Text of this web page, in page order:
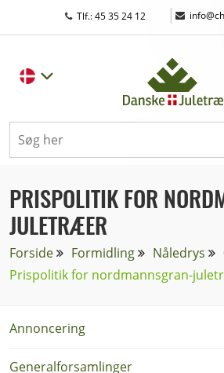
Tlf.: 45 35 24 12 |
PRISPOLITIK FOR
JULETRÆER
Forside Formidling Nåledrys
Prispolitik for nordmannsgran-
Annoncering
Generalforsamlinger